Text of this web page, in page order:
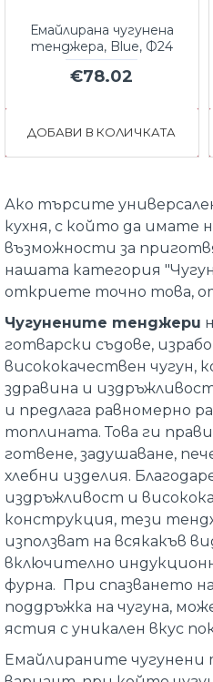
Емайлирана чугунена
тенджера, Blue, Ф24
€78.02
ДОБАВИ В КОЛИЧКАТА
Ако търсите
кухня, с който да имате
възможности за
нашата категория
откриете точно това,
Чугунените тенджери
готварски съдове,
висококачествен чугун,
здравина и
и предлага равномерно
топлината. Това ги
готвене, задушаване,
хлебни изделия.
издръжливост и
конструкция, тези
използват на всякакъв
включително
фурна. При спазването
поддръжка на чугуна,
ястия с уникален вкус
Емайлираните чугунени